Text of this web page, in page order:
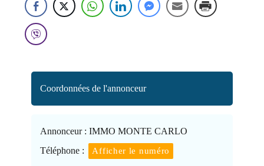
Coordonnées de l'annonceur
Annonceur : IMMO MONTE CARLO
Téléphone :
Afficher le numéro